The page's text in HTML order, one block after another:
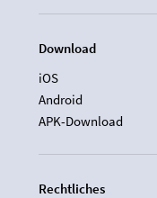
Download
iOS
Android
APK-Download
Rechtliches